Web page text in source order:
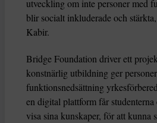
utveckling om inte personer med
blir socialt inkluderade och
Kabir.
Bridge Foundation driver ett
konstnärlig utbildning ger
funktionsnedsättning
en digital plattform får
visa sina kunskaper, för att kunna